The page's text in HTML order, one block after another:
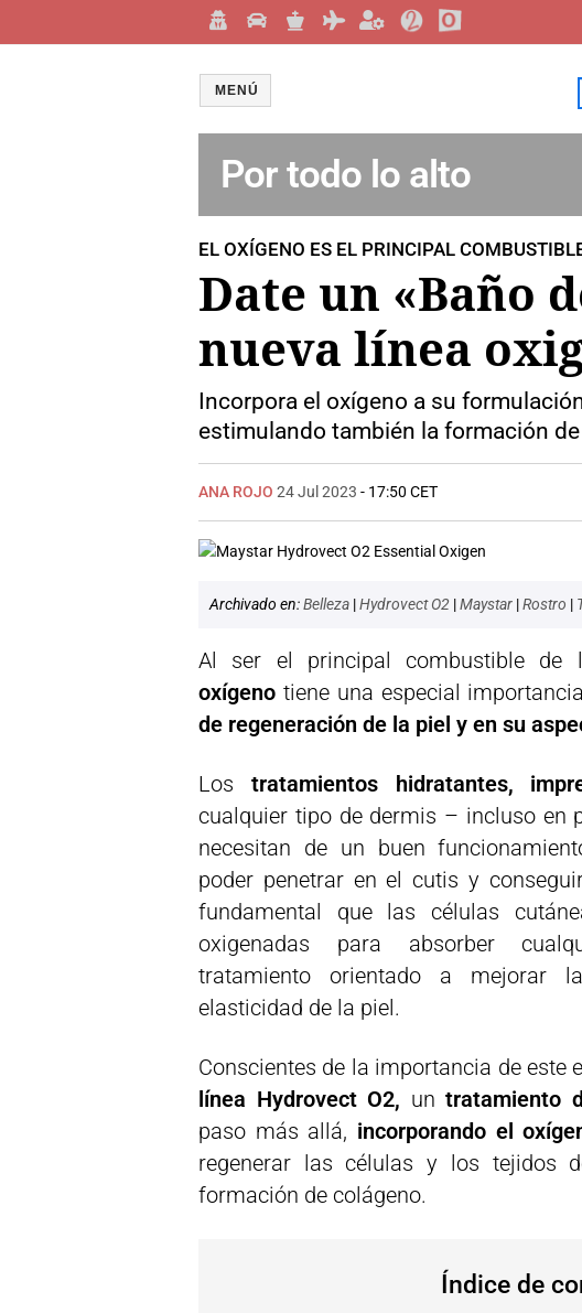
MENÚ
Por todo lo alto
EL OXÍGENO ES EL PRINCIPAL
Date un «Baño
nueva línea
Incorpora el oxígeno a su
estimulando también la formación
ANA ROJO 24 Jul 2023 - 17:50 CET
Archivado en:Belleza |Hydrovect O2 |Maystar |Rostro |
Al ser el principal combustible de
oxígeno tiene una especial
de regeneración de la piel y en su
Los tratamientos hidratantes,
cualquier tipo de dermis – incluso en
necesitan de un buen
poder penetrar en el cutis y
fundamental que las células
oxigenadas para absorber
tratamiento orientado a mejorar
elasticidad de la piel.
Conscientes de la importancia de este
línea Hydrovect O2, untratamiento
paso más allá, incorporando el
regenerar las células y los tejidos
formación de colágeno.
Índice de